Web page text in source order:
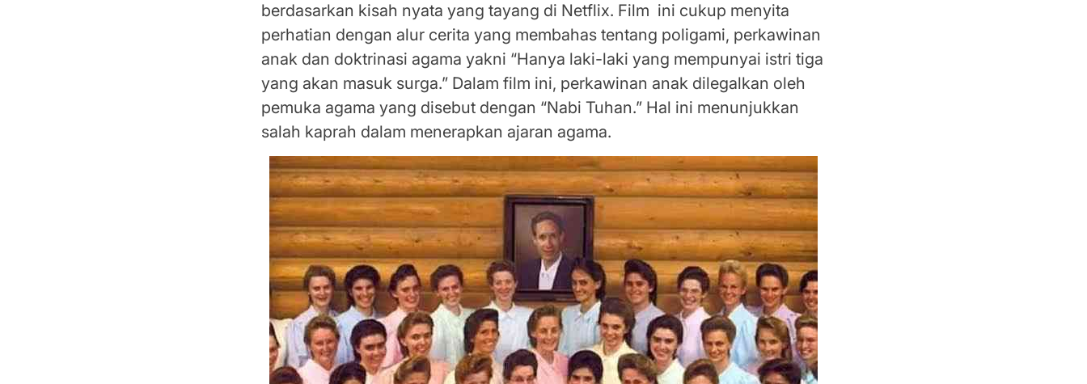
berdasarkan kisah nyata yang tayang di Netflix. Film ini cukup menyita
perhatian dengan alur cerita yang membahas tentang poligami, perkawinan
anak dan doktrinasi agama yakni “Hanya laki-laki yang mempunyai istri tiga
yang akan masuk surga.” Dalam film ini, perkawinan anak dilegalkan oleh
pemuka agama yang disebut dengan “Nabi Tuhan.” Hal ini menunjukkan
salah kaprah dalam menerapkan ajaran agama.